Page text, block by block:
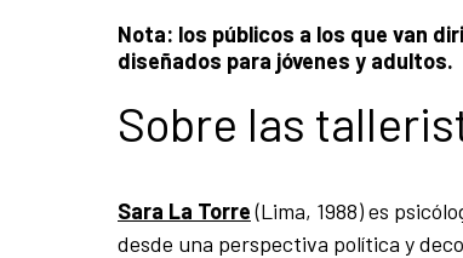
Nota: los públicos a los que van
diseñados para jóvenes y adultos.
Sobre las
Sara La Torre(Lima, 1988) es
desde una perspectiva política y